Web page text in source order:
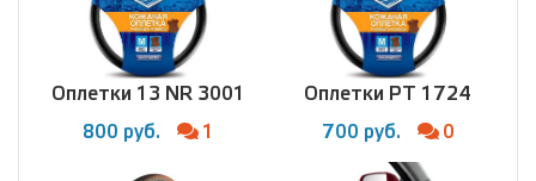
Оплетки 13 NR 3001
800 руб. 1
Оплетки PT 1724
700 руб. 0